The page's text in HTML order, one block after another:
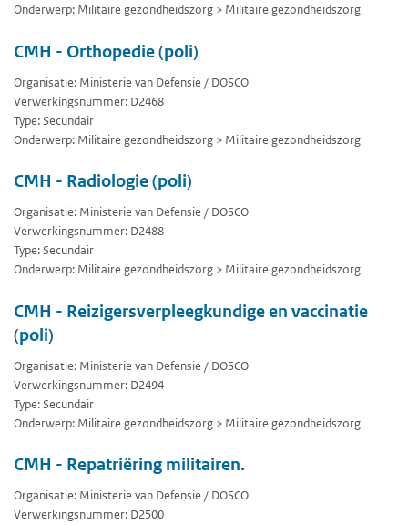
Onderwerp: Militaire gezondheidszorg > Militaire gezondheidszorg
CMH - Orthopedie (poli)
Organisatie: Ministerie van Defensie / DOSCO
Verwerkingsnummer: D2468
Type: Secundair
Onderwerp: Militaire gezondheidszorg > Militaire gezondheidszorg
CMH - Radiologie (poli)
Organisatie: Ministerie van Defensie / DOSCO
Verwerkingsnummer: D2488
Type: Secundair
Onderwerp: Militaire gezondheidszorg > Militaire gezondheidszorg
CMH - Reizigersverpleegkundige en vaccinatie
(poli)
Organisatie: Ministerie van Defensie / DOSCO
Verwerkingsnummer: D2494
Type: Secundair
Onderwerp: Militaire gezondheidszorg > Militaire gezondheidszorg
CMH - Repatriëring militairen.
Organisatie: Ministerie van Defensie / DOSCO
Verwerkingsnummer: D2500